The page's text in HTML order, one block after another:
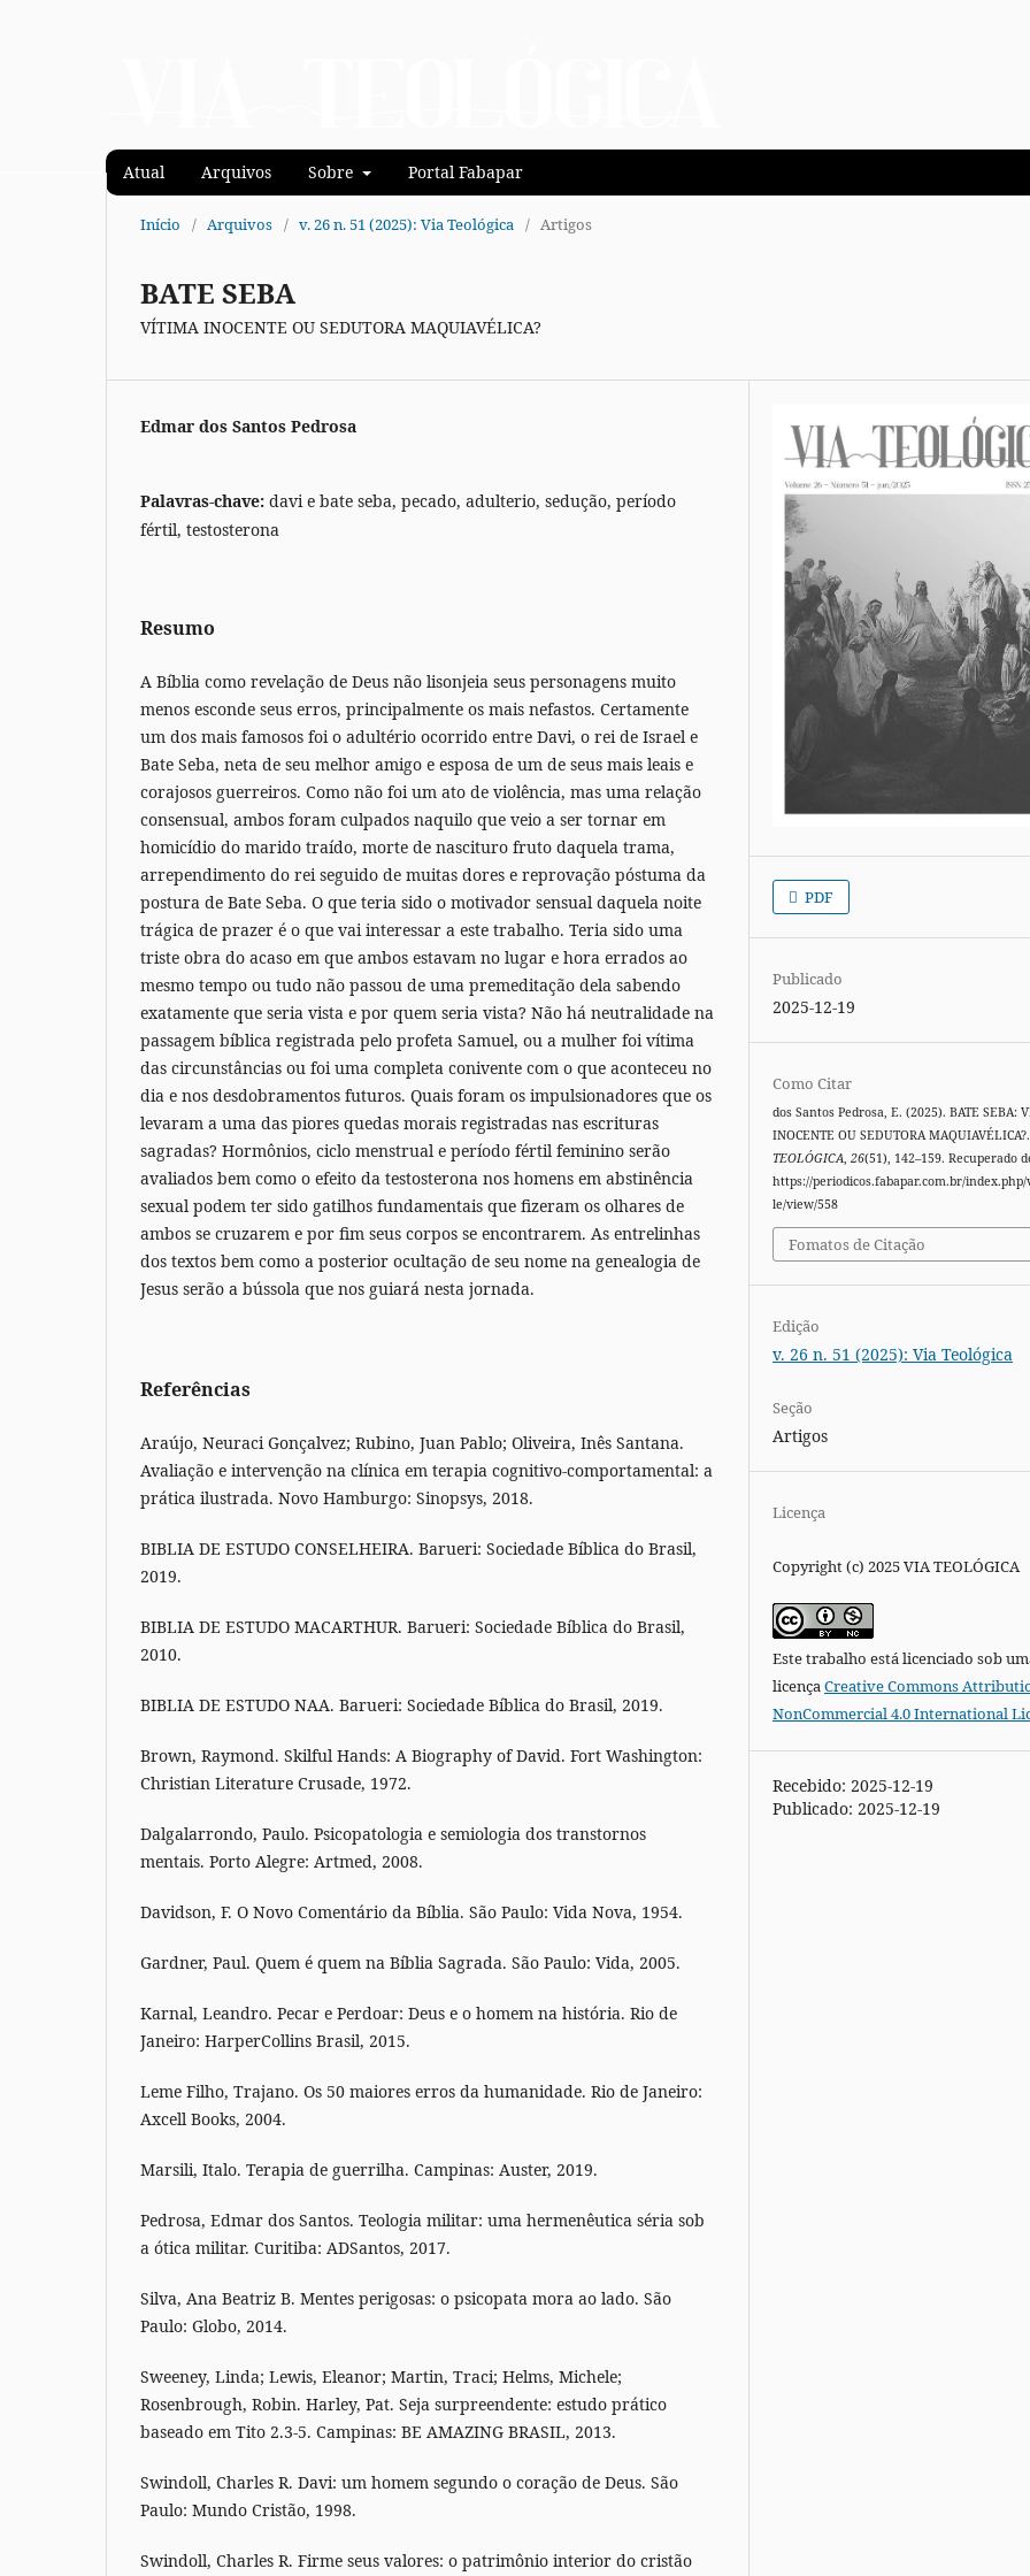
Atual Arquivos Sobre Portal Fabapar
Início / Arquivos / v. 26 n. 51 (2025): Via Teológica / Artigos
BATE SEBA
VÍTIMA INOCENTE OU SEDUTORA MAQUIAVÉLICA?
Edmar dos Santos Pedrosa
Palavras-chave: davi e bate seba, pecado, adulterio, sedução, período
fértil, testosterona
Resumo
A Bíblia como revelação de Deus não lisonjeia seus personagens muito
menos esconde seus erros, principalmente os mais nefastos. Certamente
um dos mais famosos foi o adultério ocorrido entre Davi, o rei de Israel e
Bate Seba, neta de seu melhor amigo e esposa de um de seus mais leais e
corajosos guerreiros. Como não foi um ato de violência, mas uma relação
consensual, ambos foram culpados naquilo que veio a ser tornar em
homicídio do marido traído, morte de nascituro fruto daquela trama,
arrependimento do rei seguido de muitas dores e reprovação póstuma da
postura de Bate Seba. O que teria sido o motivador sensual daquela noite
trágica de prazer é o que vai interessar a este trabalho. Teria sido uma
triste obra do acaso em que ambos estavam no lugar e hora errados ao
mesmo tempo ou tudo não passou de uma premeditação dela sabendo
exatamente que seria vista e por quem seria vista? Não há neutralidade na
passagem bíblica registrada pelo profeta Samuel, ou a mulher foi vítima
das circunstâncias ou foi uma completa conivente com o que aconteceu no
dia e nos desdobramentos futuros. Quais foram os impulsionadores que os
levaram a uma das piores quedas morais registradas nas escrituras
sagradas? Hormônios, ciclo menstrual e período fértil feminino serão
avaliados bem como o efeito da testosterona nos homens em abstinência
sexual podem ter sido gatilhos fundamentais que fizeram os olhares de
ambos se cruzarem e por fim seus corpos se encontrarem. As entrelinhas
dos textos bem como a posterior ocultação de seu nome na genealogia de
Jesus serão a bússola que nos guiará nesta jornada.
Referências
Araújo, Neuraci Gonçalvez; Rubino, Juan Pablo; Oliveira, Inês Santana.
Avaliação e intervenção na clínica em terapia cognitivo-comportamental: a
prática ilustrada. Novo Hamburgo: Sinopsys, 2018.
BIBLIA DE ESTUDO CONSELHEIRA. Barueri: Sociedade Bíblica do Brasil,
2019.
BIBLIA DE ESTUDO MACARTHUR. Barueri: Sociedade Bíblica do Brasil,
2010.
BIBLIA DE ESTUDO NAA. Barueri: Sociedade Bíblica do Brasil, 2019.
Brown, Raymond. Skilful Hands: A Biography of David. Fort Washington:
Christian Literature Crusade, 1972.
Dalgalarrondo, Paulo. Psicopatologia e semiologia dos transtornos
mentais. Porto Alegre: Artmed, 2008.
Davidson, F. O Novo Comentário da Bíblia. São Paulo: Vida Nova, 1954.
Gardner, Paul. Quem é quem na Bíblia Sagrada. São Paulo: Vida, 2005.
Karnal, Leandro. Pecar e Perdoar: Deus e o homem na história. Rio de
Janeiro: HarperCollins Brasil, 2015.
Leme Filho, Trajano. Os 50 maiores erros da humanidade. Rio de Janeiro:
Axcell Books, 2004.
Marsili, Italo. Terapia de guerrilha. Campinas: Auster, 2019.
Pedrosa, Edmar dos Santos. Teologia militar: uma hermenêutica séria sob
a ótica militar. Curitiba: ADSantos, 2017.
Silva, Ana Beatriz B. Mentes perigosas: o psicopata mora ao lado. São
Paulo: Globo, 2014.
Sweeney, Linda; Lewis, Eleanor; Martin, Traci; Helms, Michele;
Rosenbrough, Robin. Harley, Pat. Seja surpreendente: estudo prático
baseado em Tito 2.3-5. Campinas: BE AMAZING BRASIL, 2013.
Swindoll, Charles R. Davi: um homem segundo o coração de Deus. São
Paulo: Mundo Cristão, 1998.
Swindoll, Charles R. Firme seus valores: o patrimônio interior do cristão
PDF
Publicado
2025-12-19
Como Citar
dos Santos Pedrosa, E. (2025). BATE SEBA:
INOCENTE OU SEDUTORA MAQUIAVÉLICA?.
TEOLÓGICA,26(51), 142–159. Recuperado
https://periodicos.fabapar.com.br/
le/view/558
Fomatos de Citação
Edição
v. 26 n. 51 (2025): Via Teológica
Seção
Artigos
Licença
Copyright (c) 2025 VIA TEOLÓGICA
Este trabalho está licenciado sob
licençaCreative Commons
NonCommercial 4.0 International
Recebido: 2025-12-19
Publicado: 2025-12-19